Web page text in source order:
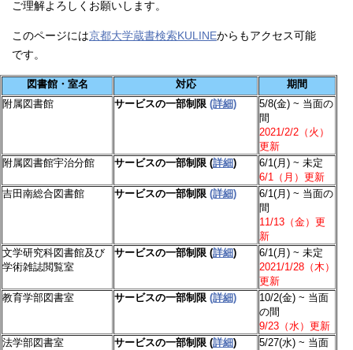
ご理解よろしくお願いします。
このページには京都大学蔵書検索KULINEからもアクセス可能
です。
図書館・室名 対応
期間
附属図書館
サービスの一部制限 (詳細)
5/8(金) ~ 当面の
間
2021/2/2（火）
更新
附属図書館宇治分館
サービスの一部制限 (詳細)
6/1(月) ~ 未定
6/1（月）更新
吉田南総合図書館
サービスの一部制限 (詳細)
6/1(月) ~ 当面の
間
11/13（金）更
新
文学研究科図書館及び
学術雑誌閲覧室
サービスの一部制限 (詳細)
6/1(月) ~ 未定
2021/1/28（木）
更新
教育学部図書室
サービスの一部制限 (詳細)
10/2(金) ~ 当面
の間
9/23（水）更新
法学部図書室
サービスの一部制限 (詳細)
5/27(水) ~ 当面